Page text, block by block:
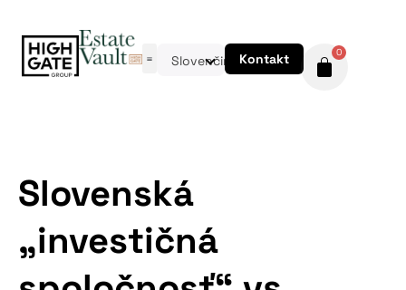
Slovenčina Kontakt 0
Slovenská
„investičná